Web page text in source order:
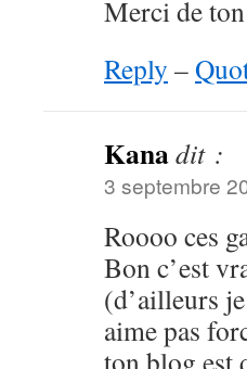
Merci de
Reply –
Kanadit :
3 septembre
Roooo ces
Bon c’est
(d’ailleurs
aime pas
ton blog est